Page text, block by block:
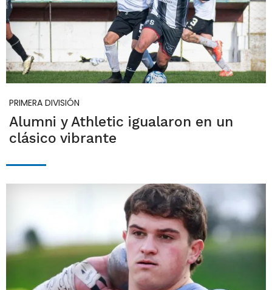
PRIMERA DIVISIÓN
Alumni y Athletic igualaron en un
clásico vibrante